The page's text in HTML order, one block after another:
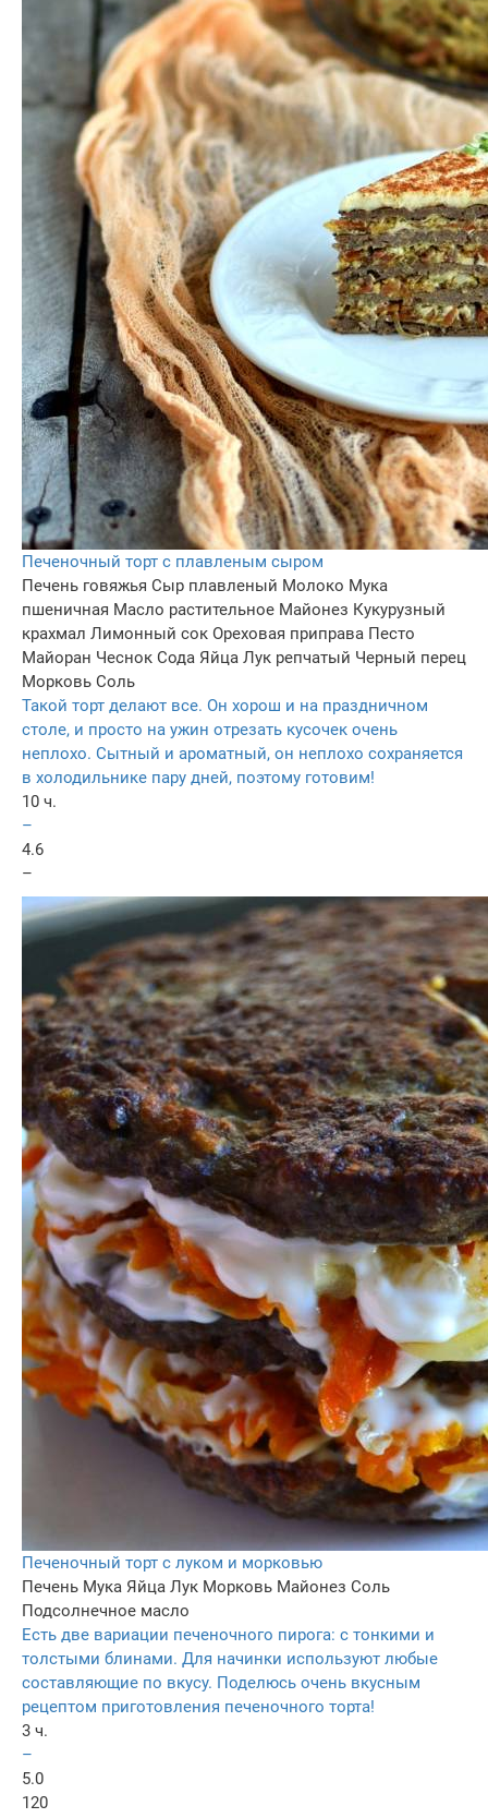
Печеночный торт с плавленым сыром
Печень говяжья Сыр плавленый Молоко Мука
пшеничная Масло растительное Майонез Кукурузный
крахмал Лимонный сок Ореховая приправа Песто
Майоран Чеснок Сода Яйца Лук репчатый Черный перец
Морковь Соль
Такой торт делают все. Он хорош и на праздничном
столе, и просто на ужин отрезать кусочек очень
неплохо. Сытный и ароматный, он неплохо сохраняется
в холодильнике пару дней, поэтому готовим!
10 ч.
–
4.6
–
Печеночный торт с луком и морковью
Печень Мука Яйца Лук Морковь Майонез Соль
Подсолнечное масло
Есть две вариации печеночного пирога: с тонкими и
толстыми блинами. Для начинки используют любые
составляющие по вкусу. Поделюсь очень вкусным
рецептом приготовления печеночного торта!
3 ч.
–
5.0
120